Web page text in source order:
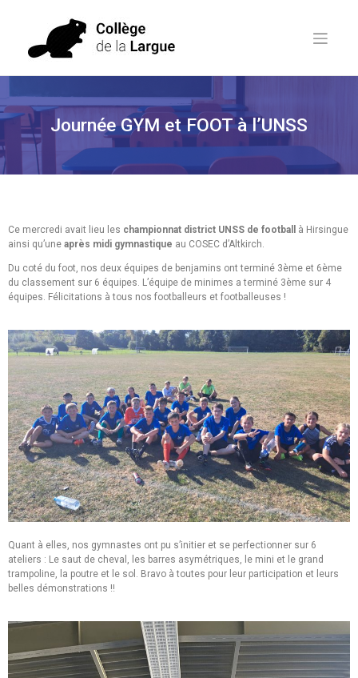
Journée GYM et FOOT à l’UNSS
Ce mercredi avait lieu les championnat district UNSS de football
à Hirsingue
ainsi qu’une après midi gymnastique au COSEC d’Altkirch.
Du coté du foot, nos deux équipes de benjamins ont terminé 3ème et 6ème
du classement sur 6 équipes. L’équipe de minimes a terminé 3ème sur 4
équipes. Félicitations à tous nos footballeurs et footballeuses !
Quant à elles, nos gymnastes ont pu s’initier et se perfectionner sur 6
ateliers : Le saut de cheval, les barres asymétriques, le mini et le grand
trampoline, la poutre et le sol. Bravo à toutes pour leur participation et leurs
belles démonstrations !!